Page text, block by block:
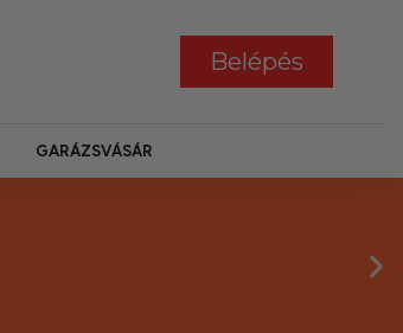
Belépés
GARÁZSVÁSÁR